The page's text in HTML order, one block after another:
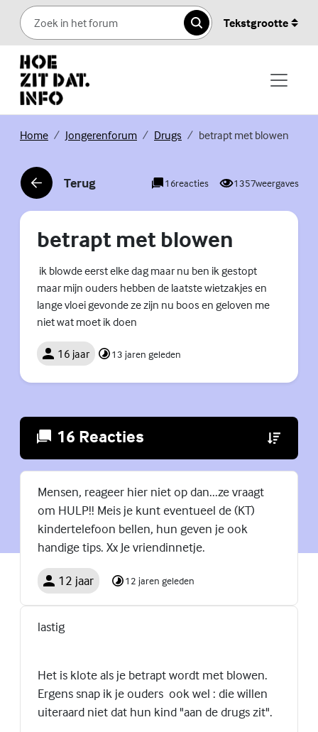
Skip to content
Zoeken
Tekstgrootte
Home(Externe link)
Jongerenforum(Externe link)
Drugs (Externe link)
betrapt met blowen
Terug
(Externe link) 16reacties 1357weergaves
betrapt met blowen
ik blowde eerst elke dag maar nu ben ik gestopt
maar mijn ouders hebben de laatste wietzakjes en
lange vloei gevonde ze zijn nu boos en geloven me
niet wat moet ik doen
16 jaar 13 jaren geleden
16 Reacties (Externe
Mensen, reageer hier niet op dan...ze vraagt
om HULP!! Meis je kunt eventueel de (KT)
kindertelefoon bellen, hun geven je ook
handige tips. Xx Je vriendinnetje.
12 jaar 12 jaren geleden
lastig
Het is klote als je betrapt wordt met blowen.
Ergens snap ik je ouders ook wel : die willen
uiteraard niet dat hun kind "aan de drugs zit".